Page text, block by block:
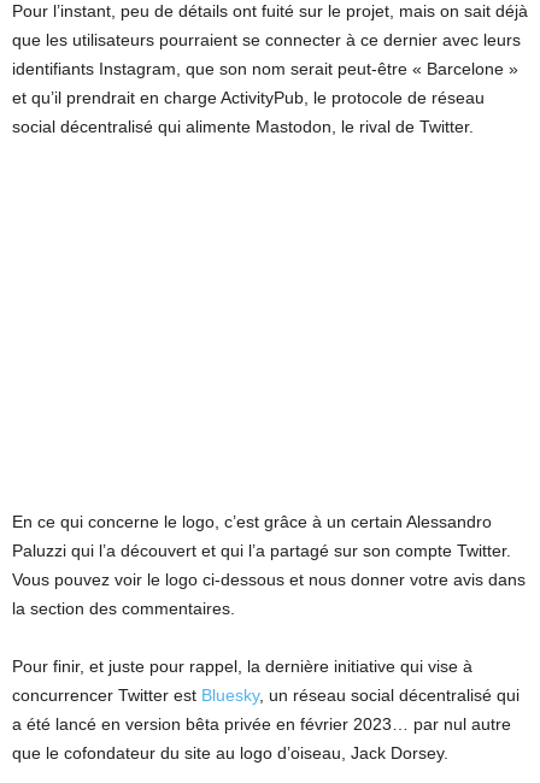
Pour l’instant, peu de détails ont fuité sur le projet, mais on sait déjà
que les utilisateurs pourraient se connecter à ce dernier avec leurs
identifiants Instagram, que son nom serait peut-être « Barcelone »
et qu’il prendrait en charge ActivityPub, le protocole de réseau
social décentralisé qui alimente Mastodon, le rival de Twitter.
En ce qui concerne le logo, c’est grâce à un certain Alessandro
Paluzzi qui l’a découvert et qui l’a partagé sur son compte Twitter.
Vous pouvez voir le logo ci-dessous et nous donner votre avis dans
la section des commentaires.
Pour finir, et juste pour rappel, la dernière initiative qui vise à
concurrencer Twitter est Bluesky, un réseau social décentralisé qui
a été lancé en version bêta privée en février 2023… par nul autre
que le cofondateur du site au logo d’oiseau, Jack Dorsey.